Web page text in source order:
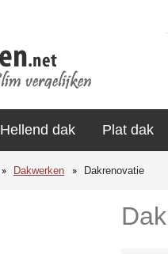
Hellend dak Plat dak
Dakwerken Dakrenovatie